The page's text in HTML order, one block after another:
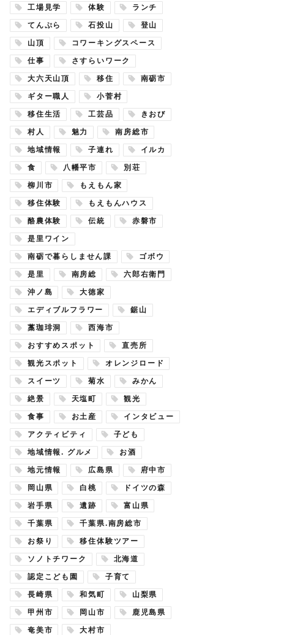
工場見学 体験 ランチ
てんぷら 石投山 登山
山頂 コワーキングスペース
仕事 さすらいワーク
大六天山頂 移住 南砺市
ギター職人 小菅村
移住生活 工芸品 きおび
村人 魅力 南房総市
地域情報 子連れ イルカ
食 八幡平市 別荘
柳川市 もえもん家
移住体験 もえもんハウス
酪農体験 伝統 赤磐市
是里ワイン
南砺で暮らしません課 ゴボウ
是里 南房総 六郎右衛門
沖ノ島 大徳家
エディブルフラワー 鋸山
藁珈琲洞 西海市
おすすめスポット 直売所
観光スポット オレンジロード
スイーツ 菊水 みかん
絶景 天塩町 観光
食事 お土産 インタビュー
アクティビティ 子ども
地域情報. グルメ お酒
地元情報 広島県 府中市
岡山県 白桃 ドイツの森
岩手県 遺跡 富山県
千葉県 千葉県.南房総市
お祭り 移住体験ツアー
ソノトチワーク 北海道
認定こども園 子育て
長崎県 和気町 山梨県
甲州市 岡山市 鹿児島県
奄美市 大村市